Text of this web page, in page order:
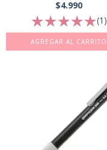
$4.990
(1)